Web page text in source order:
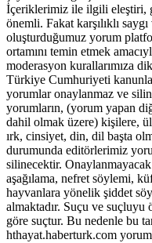
İçeriklerimiz ile ilgili eleştiri,
önemli. Fakat karşılıklı
oluşturduğumuz yorum
ortamını temin etmek
moderasyon kurallarımıza
Türkiye Cumhuriyeti
yorumlar onaylanmaz ve
yorumların, (yorum yapan
dahil olmak üzere) kişilere,
ırk, cinsiyet, din, dil başta
durumunda editörlerimiz
silinecektir.
aşağılama, nefret söylemi,
hayvanlara yönelik şiddet
almaktadır. Suçu ve
göre suçtur. Bu nedenle bu
hthayat.haberturk.com